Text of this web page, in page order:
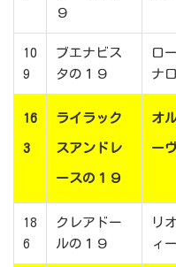
９
10
9
ブエナビス
タの１９
ロ
ナ
16
3
ライラック
スアンドレ
ースの１９
オ
ー
18
6
クレアドー
ルの１９
リ
ィ